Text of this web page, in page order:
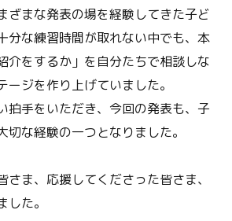
ざまな発表の場を経験してきた子ど
分な練習時間が取れない中でも、本
介をするか」を自分たちで相談しな
ージを作り上げていました。
拍手をいただき、今回の発表も、子
切な経験の一つとなりました。
さま、応援してくださった皆さま、
た。